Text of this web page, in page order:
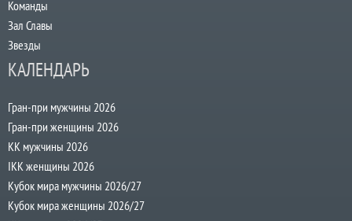
Команды
Зал Славы
Звезды
КАЛЕНДАРЬ
Гран-при мужчины 2026
Гран-при женщины 2026
КК мужчины 2026
IKK женщины 2026
Кубок мира мужчины 2026/27
Кубок мира женщины 2026/27